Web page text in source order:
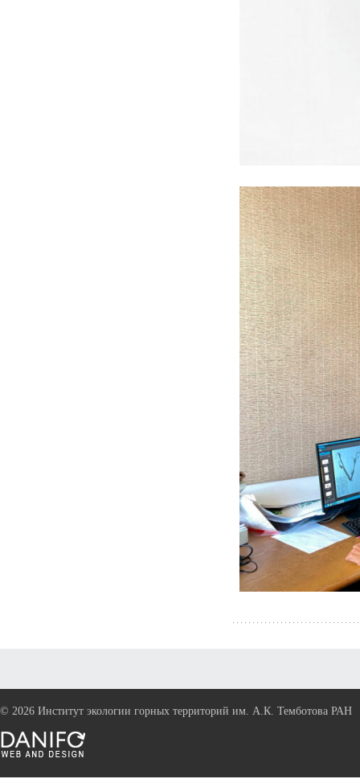
© 2026 Институт экологии горных территорий им. А.К. Темботова РАН